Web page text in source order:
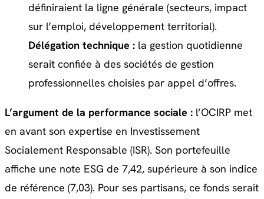
définiraient la ligne générale (secteurs, impact
sur l’emploi, développement territorial).
Délégation technique : la gestion quotidienne
serait confiée à des sociétés de gestion
professionnelles choisies par appel d’offres.
L’argument de la performance sociale : l’OCIRP met
en avant son expertise en Investissement
Socialement Responsable (ISR). Son portefeuille
affiche une note ESG de 7,42, supérieure à son indice
de référence (7,03). Pour ses partisans, ce fonds serait